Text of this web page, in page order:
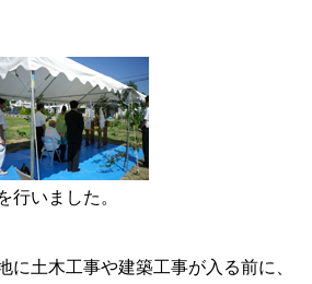
行いました。
に土木工事や建築工事が入る前に、